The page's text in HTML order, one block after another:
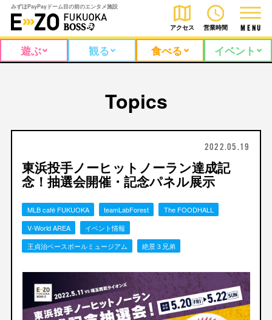
みずほPayPayドーム目の前のエンタメ施設
アクセス 営業時間 M E N U
遊ぶ 観る 食べる イベント
Topics
2022.05.19
東浜投手ノーヒットノーラン達成記
念！抽選会開催・記念パネル展示
MLB café FUKUOKA teamLabForest
The FOODHALL
V-World AREA
イベント情報
王貞治ベースボールミュージアム
絶景３兄弟